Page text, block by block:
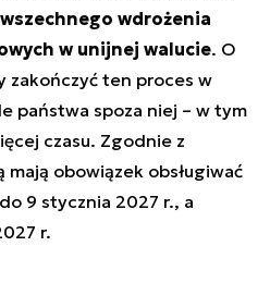
wdrożenia
w unijnej walucie. O
zakończyć ten proces w
państwa spoza niej – w tym
czasu. Zgodnie z
mają obowiązek obsługiwać
9 stycznia 2027 r., a
r.